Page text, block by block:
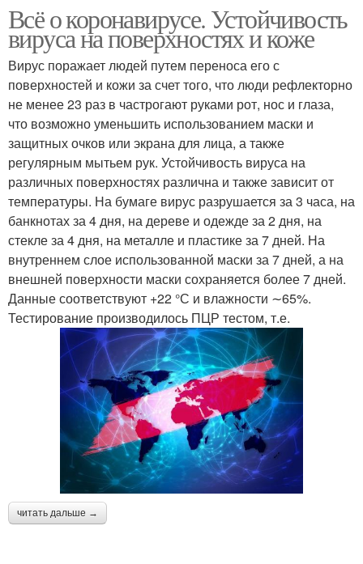
Всё о коронавирусе. Устойчивость
вируса на поверхностях и коже
Вирус поражает людей путем переноса его с
поверхностей и кожи за счет того, что люди рефлекторно
не менее 23 раз в частрогают руками рот, нос и глаза,
что возможно уменьшить использованием маски и
защитных очков или экрана для лица, а также
регулярным мытьем рук. Устойчивость вируса на
различных поверхностях различна и также зависит от
температуры. На бумаге вирус разрушается за 3 часа, на
банкнотах за 4 дня, на дереве и одежде за 2 дня, на
стекле за 4 дня, на металле и пластике за 7 дней. На
внутреннем слое использованной маски за 7 дней, а на
внешней поверхности маски сохраняется более 7 дней.
Данные соответствуют +22 °С и влажности ∼65%.
Тестирование производилось ПЦР тестом, т.е.
читать дальше →